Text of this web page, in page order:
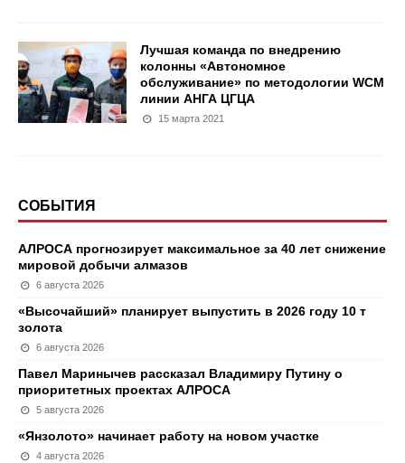
Лучшая команда по внедрению
колонны «Автономное
обслуживание» по методологии WCM
линии АНГА ЦГЦА
15 марта 2021
СОБЫТИЯ
АЛРОСА прогнозирует максимальное за 40 лет снижение
мировой добычи алмазов
6 августа 2026
«Высочайший» планирует выпустить в 2026 году 10 т
золота
6 августа 2026
Павел Маринычев рассказал Владимиру Путину о
приоритетных проектах АЛРОСА
5 августа 2026
«Янзолото» начинает работу на новом участке
4 августа 2026